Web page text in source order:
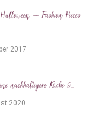
– Fashion Pieces
2017
nachhaltigere Küche &...
2020